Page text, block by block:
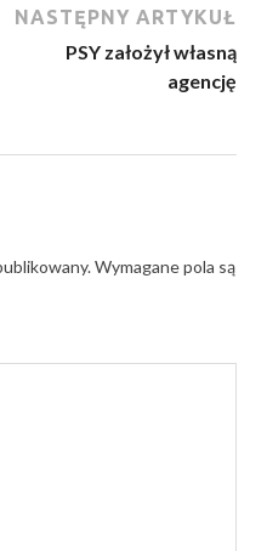
NASTĘPNY ARTYKUŁ
PSY założył własną
agencję
Wymagane pola są